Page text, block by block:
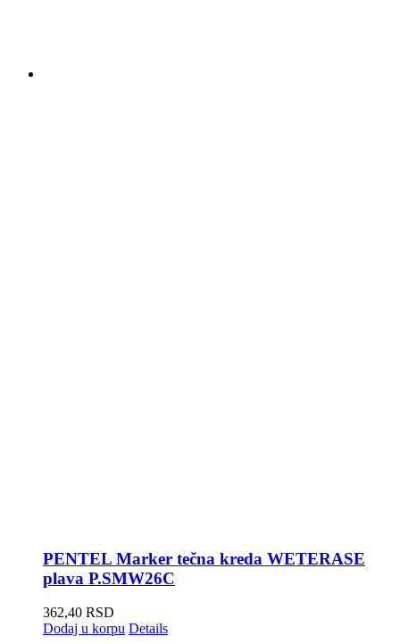
PENTEL Marker tečna kreda WETERASE
plava P.SMW26C
362,40 RSD
Dodaj u korpu Details